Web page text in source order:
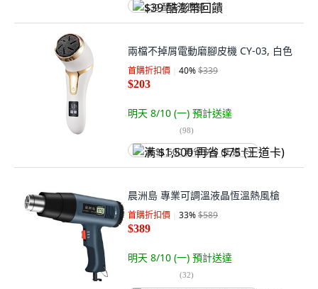
$39 酷澎幣回饋
兩檔不掉屑電動磨腳皮機 CY-03, 白色
首購折扣價 40%$339
$203
明天 8/10 (一) 預計送達
(98)
满 $1,500 再省 $75 (王道卡)
晨洲島 專業可調溫液晶恆溫熱風槍
首購折扣價 33%$589
$389
明天 8/10 (一) 預計送達
(32)